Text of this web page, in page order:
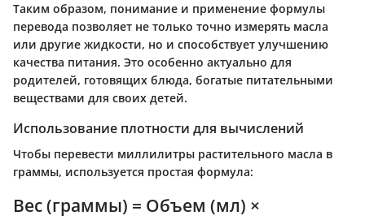
Таким образом, понимание и применение формулы
перевода позволяет не только точно измерять масла
или другие жидкости, но и способствует улучшению
качества питания. Это особенно актуально для
родителей, готовящих блюда, богатые питательными
веществами для своих детей.
Использование плотности для вычислений
Чтобы перевести миллилитры растительного масла в
граммы, используется простая формула:
Вес (граммы) = Объем (мл) ×